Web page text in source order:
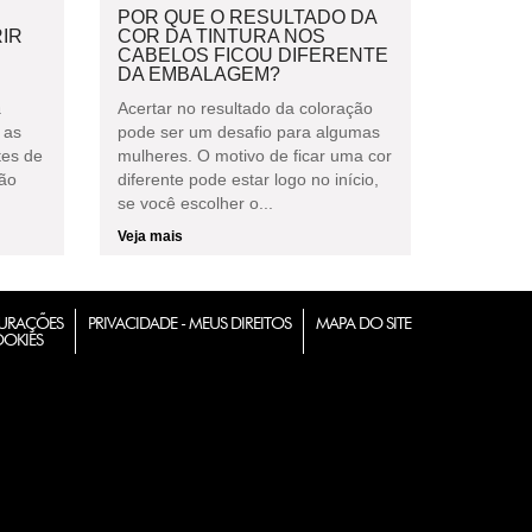
as
de
POR QUE O RESULTADO DA
COR DA TINTURA NOS
CABELOS FICOU DIFERENTE
DA EMBALAGEM?
Acertar no resultado da coloração
pode ser um desafio para algumas
mulheres. O motivo de ficar uma cor
diferente pode estar logo no início,
se você escolher o...
Veja mais
PRIVACIDADE - MEUS DIREITOS MAPA DO SITE